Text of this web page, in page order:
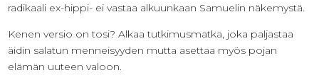
radikaali ex-hippi- ei vastaa alkuunkaan Samuelin näkemystä.
Kenen versio on tosi? Alkaa tutkimusmatka, joka paljastaa
äidin salatun menneisyyden mutta asettaa myös pojan
elämän uuteen valoon.